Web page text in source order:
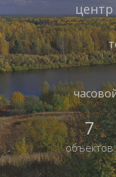
7
объектов